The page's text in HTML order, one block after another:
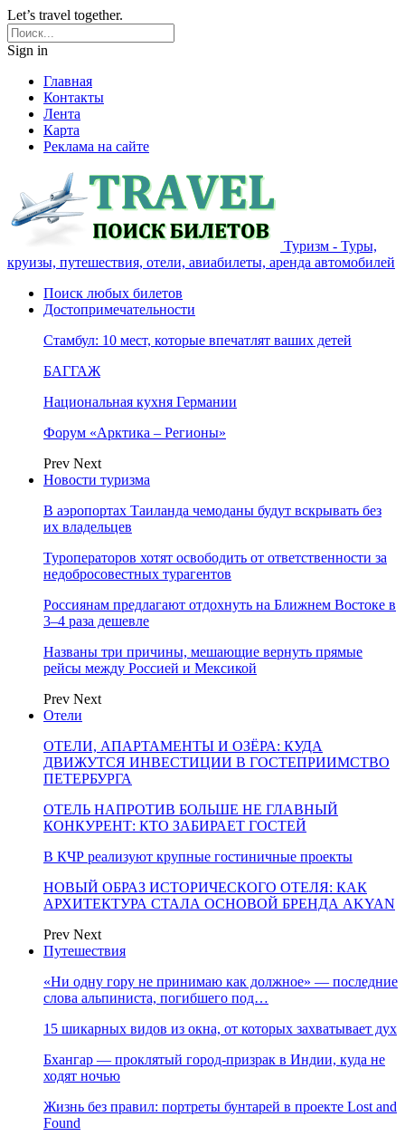
Let’s travel together.
Sign in
Главная
Контакты
Лента
Карта
Реклама на сайте
Туризм - Туры,
круизы, путешествия, отели, авиабилеты, аренда автомобилей
Поиск любых билетов
Достопримечательности
Стамбул: 10 мест, которые впечатлят ваших детей
БАГГАЖ
Национальная кухня Германии
Форум «Арктика – Регионы»
Prev Next
Новости туризма
В аэропортах Таиланда чемоданы будут вскрывать без
их владельцев
Туроператоров хотят освободить от ответственности за
недобросовестных турагентов
Россиянам предлагают отдохнуть на Ближнем Востоке в
3–4 раза дешевле
Названы три причины, мешающие вернуть прямые
рейсы между Россией и Мексикой
Prev Next
Отели
ОТЕЛИ, АПАРТАМЕНТЫ И ОЗЁРА: КУДА
ДВИЖУТСЯ ИНВЕСТИЦИИ В ГОСТЕПРИИМСТВО
ПЕТЕРБУРГА
ОТЕЛЬ НАПРОТИВ БОЛЬШЕ НЕ ГЛАВНЫЙ
КОНКУРЕНТ: КТО ЗАБИРАЕТ ГОСТЕЙ
В КЧР реализуют крупные гостиничные проекты
НОВЫЙ ОБРАЗ ИСТОРИЧЕСКОГО ОТЕЛЯ: КАК
АРХИТЕКТУРА СТАЛА ОСНОВОЙ БРЕНДА AKYAN
Prev Next
Путешествия
«Ни одну гору не принимаю как должное» — последние
слова альпиниста, погибшего под…
15 шикарных видов из окна, от которых захватывает дух
Бхангар — проклятый город-призрак в Индии, куда не
ходят ночью
Жизнь без правил: портреты бунтарей в проекте Lost and
Found